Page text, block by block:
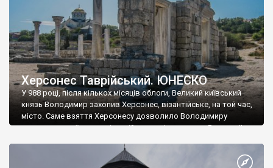
Херсонес Таврійський. ЮНЕСКО
У 988 році, після кількох місяців облоги, Великий київський
князь Володимир захопив Херсонес, візантійське, на той час,
місто. Саме взяття Херсонесу дозволило Володимиру
диктувати свої умови візантійському імператору Василю ІІ, та
Херсонесі Володимир-язичник, став Василем-християнином.
А потім було Хрещення Русі. На честь Херсонесу Таврійського